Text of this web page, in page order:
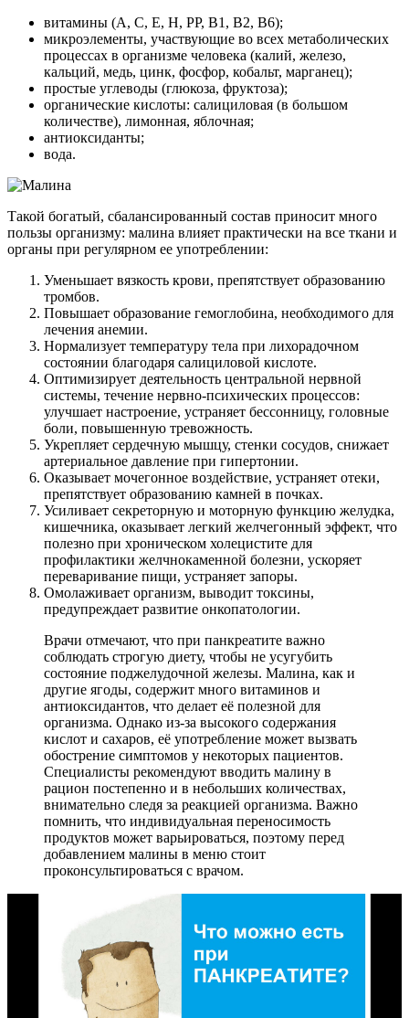
витамины (A, C, E, H, PP, B1, B2, B6);
микроэлементы, участвующие во всех метаболических
процессах в организме человека (калий, железо,
кальций, медь, цинк, фосфор, кобальт, марганец);
простые углеводы (глюкоза, фруктоза);
органические кислоты: салициловая (в большом
количестве), лимонная, яблочная;
антиоксиданты;
вода.
Такой богатый, сбалансированный состав приносит много
пользы организму: малина влияет практически на все ткани и
органы при регулярном ее употреблении:
Уменьшает вязкость крови, препятствует образованию
тромбов.
Повышает образование гемоглобина, необходимого для
лечения анемии.
Нормализует температуру тела при лихорадочном
состоянии благодаря салициловой кислоте.
Оптимизирует деятельность центральной нервной
системы, течение нервно-психических процессов:
улучшает настроение, устраняет бессонницу, головные
боли, повышенную тревожность.
Укрепляет сердечную мышцу, стенки сосудов, снижает
артериальное давление при гипертонии.
Оказывает мочегонное воздействие, устраняет отеки,
препятствует образованию камней в почках.
Усиливает секреторную и моторную функцию желудка,
кишечника, оказывает легкий желчегонный эффект, что
полезно при хроническом холецистите для
профилактики желчнокаменной болезни, ускоряет
переваривание пищи, устраняет запоры.
Омолаживает организм, выводит токсины,
предупреждает развитие онкопатологии.
Врачи отмечают, что при панкреатите важно
соблюдать строгую диету, чтобы не усугубить
состояние поджелудочной железы. Малина, как и
другие ягоды, содержит много витаминов и
антиоксидантов, что делает её полезной для
организма. Однако из-за высокого содержания
кислот и сахаров, её употребление может вызвать
обострение симптомов у некоторых пациентов.
Специалисты рекомендуют вводить малину в
рацион постепенно и в небольших количествах,
внимательно следя за реакцией организма. Важно
помнить, что индивидуальная переносимость
продуктов может варьироваться, поэтому перед
добавлением малины в меню стоит
проконсультироваться с врачом.